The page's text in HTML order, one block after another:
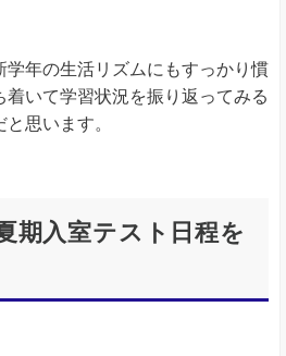
学年の生活リズムにもすっかり慣
いて学習状況を振り返ってみる
思います。
期入室テスト日程を